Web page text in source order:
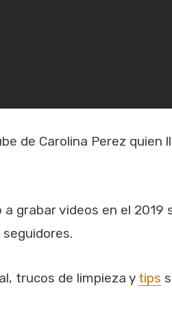
de Carolina Perez
grabar videos en el
trucos de limpieza y tips